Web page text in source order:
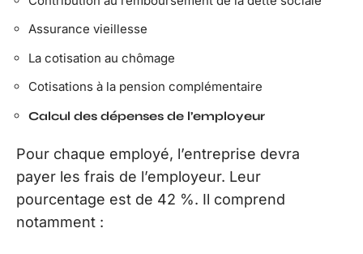
Assurance vieillesse
La cotisation au chômage
Cotisations à la pension complémentaire
Calcul des dépenses de l’employeur
Pour chaque employé, l’entreprise devra
payer les frais de l’employeur. Leur
pourcentage est de 42 %. Il comprend
notamment :